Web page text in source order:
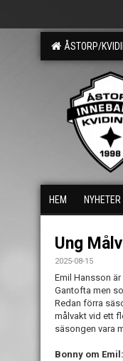
ÅSTORP/
HEM NYHETER
Ung
2025-08-15
Emil Hansson
Gantofta men
Redan förra
målvakt vid ett
säsongen vara
Bonny om Emil: